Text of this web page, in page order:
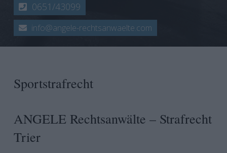
0651/43099
info@angele-rechtsanwaelte.com
Sportstrafrecht
ANGELE Rechtsanwälte – Strafrecht
Trier